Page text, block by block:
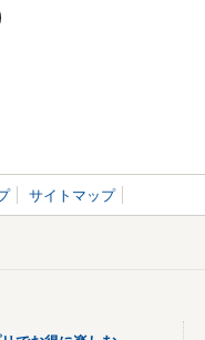
サイトマップ